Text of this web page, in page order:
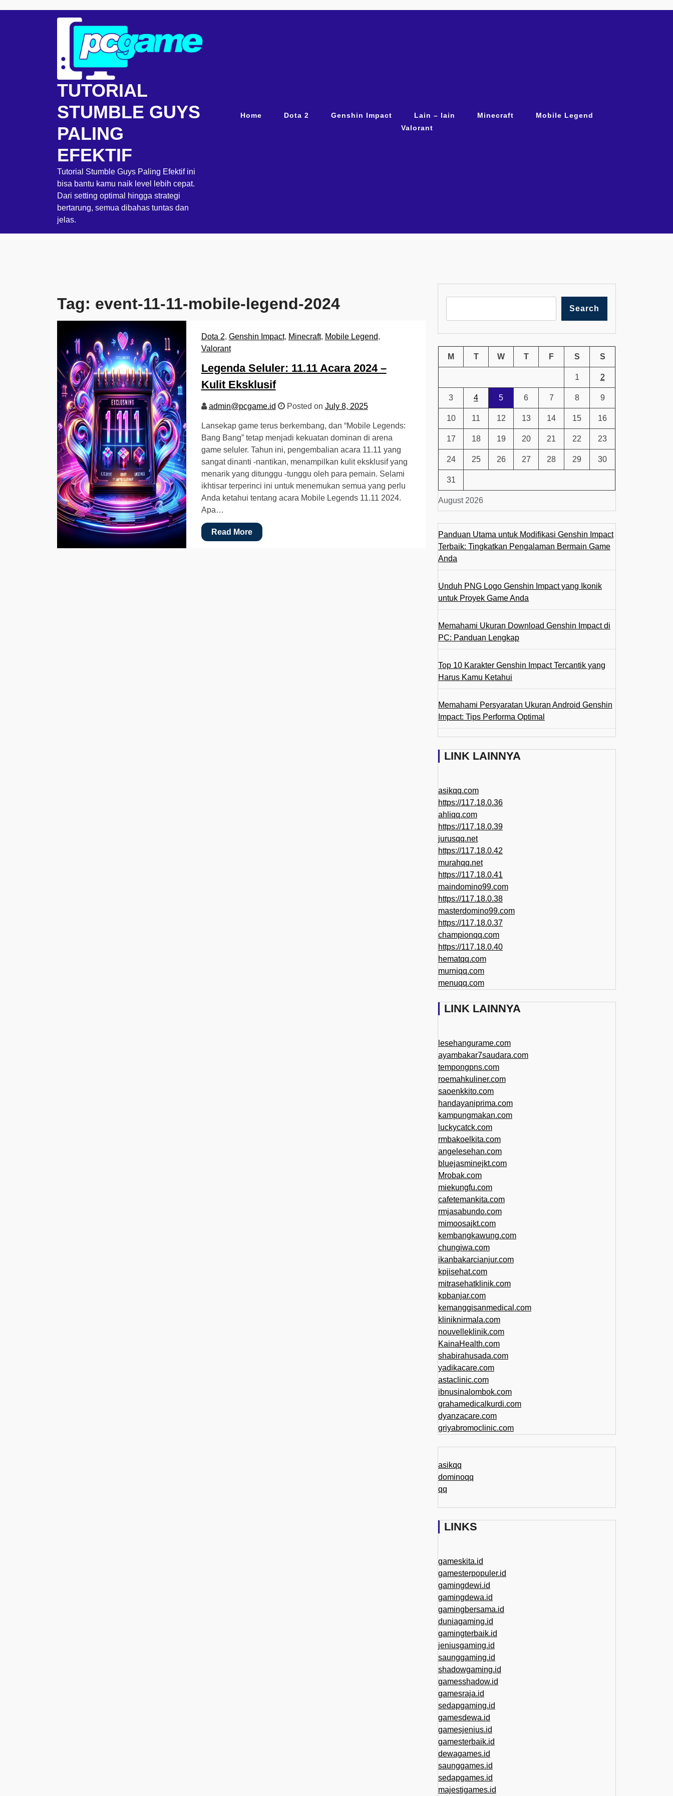
TUTORIAL
STUMBLE GUYS
PALING
EFEKTIF
Tutorial Stumble Guys Paling Efektif ini
bisa bantu kamu naik level lebih cepat.
Dari setting optimal hingga strategi
bertarung, semua dibahas tuntas dan
jelas.
Home Dota 2 Genshin Impact Lain – lain Minecraft
Mobile Legend
Valorant
Tag: event-11-11-mobile-legend-2024
Dota 2, Genshin Impact, Minecraft, Mobile Legend,
Valorant
Legenda Seluler: 11.11 Acara 2024 –
Kulit Eksklusif
admin@pcgame.id Posted on July 8, 2025
Lansekap game terus berkembang, dan “Mobile Legends:
Bang Bang” tetap menjadi kekuatan dominan di arena
game seluler. Tahun ini, pengembalian acara 11.11 yang
sangat dinanti -nantikan, menampilkan kulit eksklusif yang
menarik yang ditunggu -tunggu oleh para pemain. Selami
ikhtisar terperinci ini untuk menemukan semua yang perlu
Anda ketahui tentang acara Mobile Legends 11.11 2024.
Apa…
Read More
Search
August 2026
M T W T F S S
1 2
3 4 5 6 7 8 9
10 11 12 13 14 15 16
17 18 19 20 21 22 23
24 25 26 27 28 29 30
31
Panduan Utama untuk Modifikasi Genshin Impact
Terbaik: Tingkatkan Pengalaman Bermain Game
Anda
Unduh PNG Logo Genshin Impact yang Ikonik
untuk Proyek Game Anda
Memahami Ukuran Download Genshin Impact di
PC: Panduan Lengkap
Top 10 Karakter Genshin Impact Tercantik yang
Harus Kamu Ketahui
Memahami Persyaratan Ukuran Android Genshin
Impact: Tips Performa Optimal
LINK LAINNYA
asikqq.com
https://117.18.0.36
ahliqq.com
https://117.18.0.39
jurusqq.net
https://117.18.0.42
murahqq.net
https://117.18.0.41
maindomino99.com
https://117.18.0.38
masterdomino99.com
https://117.18.0.37
championqq.com
https://117.18.0.40
hematqq.com
murniqq.com
menuqq.com
LINK LAINNYA
lesehangurame.com
ayambakar7saudara.com
tempongpns.com
roemahkuliner.com
saoenkkito.com
handayaniprima.com
kampungmakan.com
luckycatck.com
rmbakoelkita.com
angelesehan.com
bluejasminejkt.com
Mrobak.com
miekungfu.com
cafetemankita.com
rmjasabundo.com
mimoosajkt.com
kembangkawung.com
chungiwa.com
ikanbakarcianjur.com
kpjisehat.com
mitrasehatklinik.com
kpbanjar.com
kemanggisanmedical.com
kliniknirmala.com
nouvelleklinik.com
KainaHealth.com
shabirahusada.com
yadikacare.com
astaclinic.com
ibnusinalombok.com
grahamedicalkurdi.com
dyanzacare.com
griyabromoclinic.com
asikqq
dominoqq
qq
LINKS
gameskita.id
gamesterpopuler.id
gamingdewi.id
gamingdewa.id
gamingbersama.id
duniagaming.id
gamingterbaik.id
jeniusgaming.id
saunggaming.id
shadowgaming.id
gamesshadow.id
gamesraja.id
sedapgaming.id
gamesdewa.id
gamesjenius.id
gamesterbaik.id
dewagames.id
saunggames.id
sedapgames.id
majestigames.id